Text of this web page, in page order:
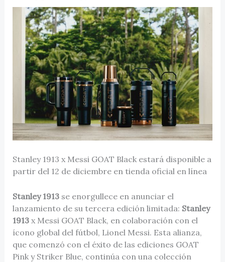
Stanley 1913 x Messi GOAT Black estará disponible a
partir del 12 de diciembre en tienda oficial en línea
Stanley 1913se enorgullece en anunciar el
lanzamiento de su tercera edición limitada: Stanley
1913x Messi GOAT Black, en colaboración con el
ícono global del fútbol, Lionel Messi. Esta alianza,
que comenzó con el éxito de las ediciones GOAT
Pink y Striker Blue, continúa con una colección